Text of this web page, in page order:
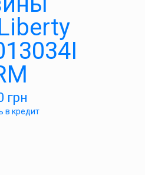
грн
в кредит